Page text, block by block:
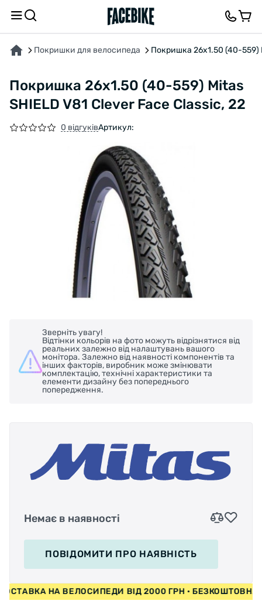
Покришки для велосипеда Покришка 26x1.50 (40-559)
Покришка 26x1.50 (40-559) Mitas
SHIELD V81 Clever Face Classic, 22
0 відгуківАртикул:
Зверніть увагу!
Відтінки кольорів на фото можуть відрізнятися від
реальних залежно від налаштувань вашого
монітора. Залежно від наявності компонентів та
інших факторів, виробник може змінювати
комплектацію, технічні характеристики та
елементи дизайну без попереднього
попередження.
Немає в наявності
ПОВІДОМИТИ ПРО НАЯВНІСТЬ
НА ВЕЛОСИПЕДИ ВІД 2000 ГРН • БЕЗКОШТОВНА
ПРО ТОВАР ХАРАКТЕРИСТИКИВІДГУКИ ТА ЗАПИТАННЯ